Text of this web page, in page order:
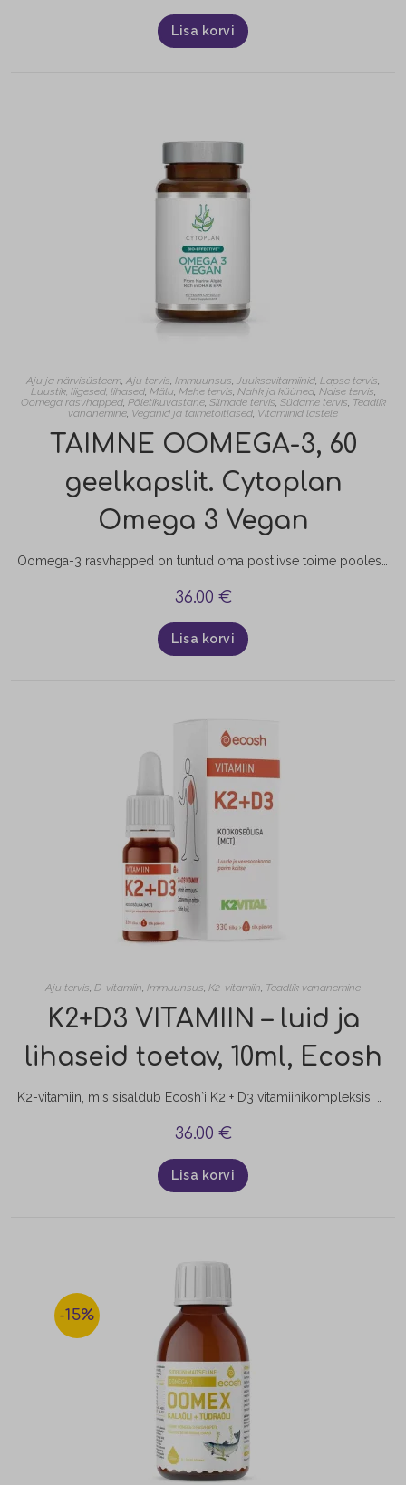
Lisa korvi
Aju ja närvisüsteem, Aju tervis, Immuunsus, Juuksevitamiinid, Lapse tervis,
Luustik, liigesed, lihased, Mälu, Mehe tervis, Nahk ja küüned, Naise tervis,
Oomega rasvhapped, Põletikuvastane, Silmade tervis, Südame tervis, Teadlik
vananemine, Veganid ja taimetoitlased, Vitamiinid lastele
TAIMNE OOMEGA-3, 60
geelkapslit. Cytoplan
Omega 3 Vegan
36.00 €
Lisa korvi
Aju tervis, D-vitamiin, Immuunsus, K2-vitamiin, Teadlik vananemine
K2+D3 VITAMIIN – luid ja
lihaseid toetav, 10ml, Ecosh
K2-vitamiin, mis sisaldub Ecosh`i K2 + D3 vitamiinikompleksis, on üks maailma kvaliteetseim ja paremini imenduv Kappa K2-vitamiin. See on 99,7% täielikult trans K2 MK-7, mis on identne looduses leiduva K2 molekuliga ja täielikult bioaktiivne, mis tähendab, et kasutades just seda K2-vitamiini menakinoon-7 vormi, saad oma luudele parimat võimalikku kasu. Aidates kaasa luukoe normaalsele moodustumisele ning lihaste ja vereringe normaalsele talitlusele,…
36.00 €
Lisa korvi
-15%